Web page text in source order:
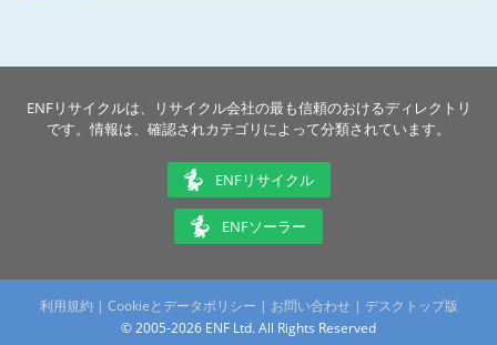
ENFリサイクルは、リサイクル会社の最も信頼のおけるディレクトリ
です。情報は、確認されカテゴリによって分類されています。
ENFリサイクル
ENFソーラー
利用規約 | Cookieとデータポリシー | お問い合わせ | デスクトップ版
© 2005-2026 ENF Ltd. All Rights Reserved